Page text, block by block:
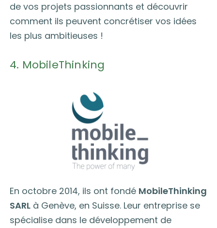
de vos projets passionnants et découvrir
comment ils peuvent concrétiser vos idées
les plus ambitieuses !
4. MobileThinking
En octobre 2014, ils ont fondé MobileThinking
SARL à Genève, en Suisse. Leur entreprise se
spécialise dans le développement de